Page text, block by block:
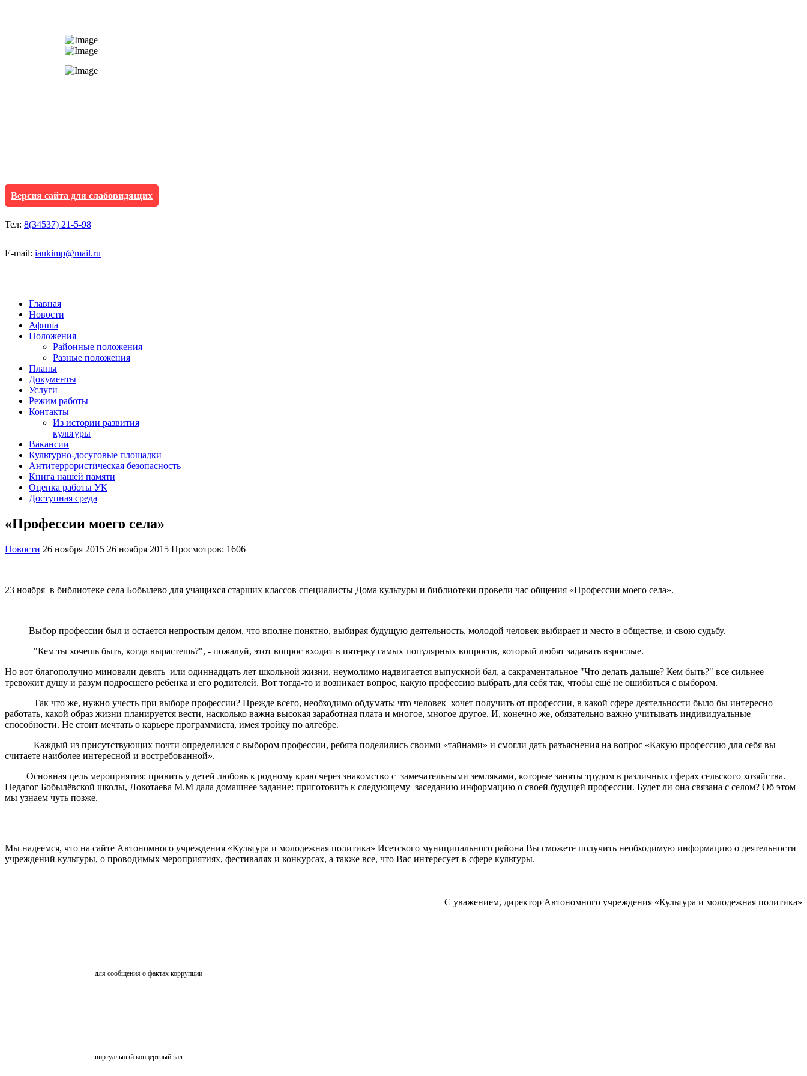
Версия сайта для слабовидящих
Тел: 8(34537) 21-5-98
E-mail: iaukimp@mail.ru
Главная
Новости
Афиша
Положения
Районные положения
Разные положения
Планы
Документы
Услуги
Режим работы
Контакты
Из истории развития
культуры
Вакансии
Культурно-досуговые площадки
Антитеррористическая безопасность
Книга нашей памяти
Оценка работы УК
Доступная среда
«Профессии моего села»
Новости 26 ноября 2015 26 ноября 2015 Просмотров: 1606
23 ноября в библиотеке села Бобылево для учащихся старших классов специалисты Дома культуры и библиотеки провели час общения «Профессии моего села».
Выбор профессии был и остается непростым делом, что вполне понятно, выбирая будущую деятельность, молодой человек выбирает и место в обществе, и свою судьбу.
"Кем ты хочешь быть, когда вырастешь?", - пожалуй, этот вопрос входит в пятерку самых популярных вопросов, который любят задавать взрослые.
Но вот благополучно миновали девять или одиннадцать лет школьной жизни, неумолимо надвигается выпускной бал, а сакраментальное "Что делать дальше? Кем быть?" все сильнее
тревожит душу и разум подросшего ребенка и его родителей. Вот тогда-то и возникает вопрос, какую профессию выбрать для себя так, чтобы ещё не ошибиться с выбором.
Так что же, нужно учесть при выборе профессии? Прежде всего, необходимо обдумать: что человек хочет получить от профессии, в какой сфере деятельности было бы интересно
работать, какой образ жизни планируется вести, насколько важна высокая заработная плата и многое, многое другое. И, конечно же, обязательно важно учитывать индивидуальные
способности. Не стоит мечтать о карьере программиста, имея тройку по алгебре.
Каждый из присутствующих почти определился с выбором профессии, ребята поделились своими «тайнами» и смогли дать разъяснения на вопрос «Какую профессию для себя вы
считаете наиболее интересной и востребованной».
Основная цель мероприятия: привить у детей любовь к родному краю через знакомство с замечательными земляками, которые заняты трудом в различных сферах сельского хозяйства.
Педагог Бобылёвской школы, Локотаева М.М дала домашнее задание: приготовить к следующему заседанию информацию о своей будущей профессии. Будет ли она связана с селом? Об этом
мы узнаем чуть позже.
Мы надеемся, что на сайте Автономного учреждения «Культура и молодежная политика» Исетского муниципального района Вы сможете получить необходимую информацию о деятельности
учреждений культуры, о проводимых мероприятиях, фестивалях и конкурсах, а также все, что Вас интересует в сфере культуры.
С уважением, директор Автономного учреждения «Культура и молодежная политика»
для сообщения о фактах коррупции
виртуальный концертный зал